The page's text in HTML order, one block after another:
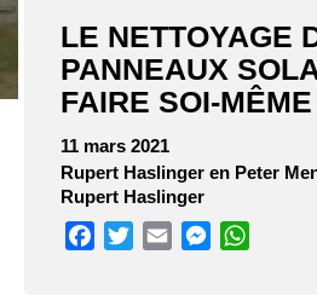
LE NETTOYAGE
PANNEAUX
FAIRE SOI-
11 mars 2021
Rupert Haslinger en Peter
Rupert Haslinger
Facebook
TwitterEmail Messenger